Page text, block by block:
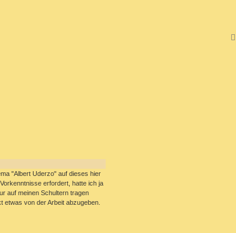
"Albert Uderzo" auf dieses hier
erfordert, hatte ich ja
auf meinen Schultern tragen
von der Arbeit abzugeben.